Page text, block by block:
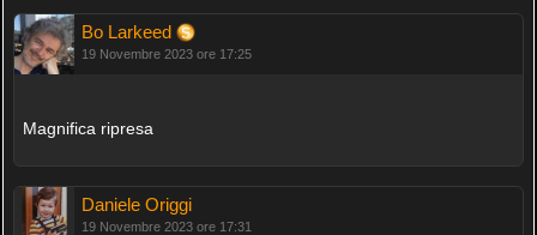
Bo Larkeed
19 Novembre 2023 ore 17:25
Magnifica ripresa
Daniele Origgi
19 Novembre 2023 ore 17:31